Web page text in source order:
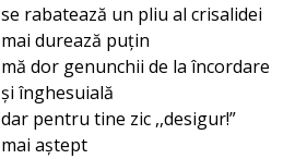
se rabatează un pliu al crisalidei
mai durează puțin
mă dor genunchii de la încordare
și înghesuială
dar pentru tine zic ,,desigur!”
mai aștept